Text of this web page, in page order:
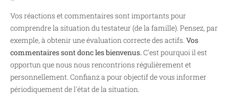
Vos réactions et commentaires sont importants pour
comprendre la situation du testateur (de la famille). Pensez, par
exemple, à obtenir une évaluation correcte des actifs. Vos
commentaires sont donc les bienvenus.C'est pourquoi il est
opportun que nous nous rencontrions régulièrement et
personnellement. Confianz a pour objectif de vous informer
périodiquement de l'état de la situation.